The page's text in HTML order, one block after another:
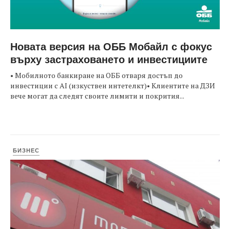
Новата версия на ОББ Мобайл с фокус
върху застраховането и инвестициите
• Мобилното банкиране на ОББ отваря достъп до
инвестиции с AI (изкуствен интетелкт)• Клиентите на ДЗИ
вече могат да следят своите лимити и покрития...
БИЗНЕС